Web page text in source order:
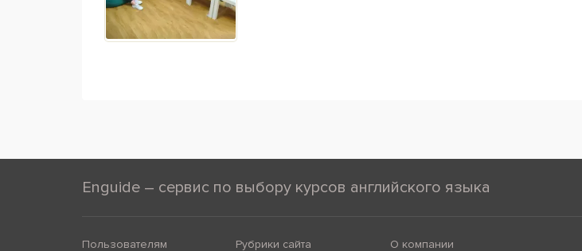
Enguide – сервис по выбору курсов английского языка
Пользователям Рубрики сайта О компании